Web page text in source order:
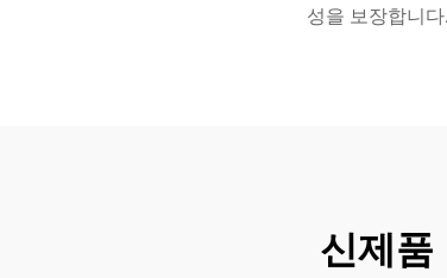
성을 보장합니다.
신제품